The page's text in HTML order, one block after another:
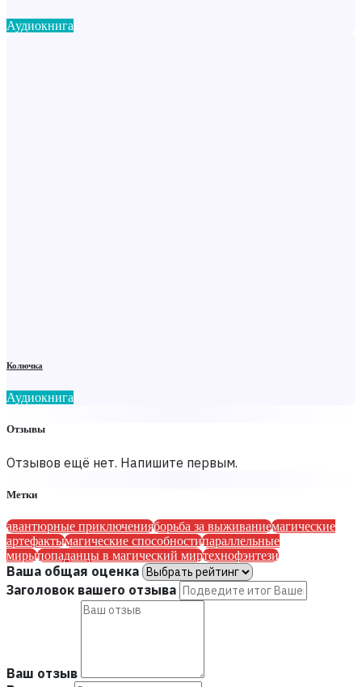
Аудиокнига
Колючка
Аудиокнига
Отзывы
Отзывов ещё нет. Напишите первым.
Метки
авантюрные приключенияборьба за выживаниемагические
артефактымагические способностипараллельные
мирыпопаданцы в магический миртехнофэнтези
Ваша общая оценка
Заголовок вашего отзыва
Ваш отзыв